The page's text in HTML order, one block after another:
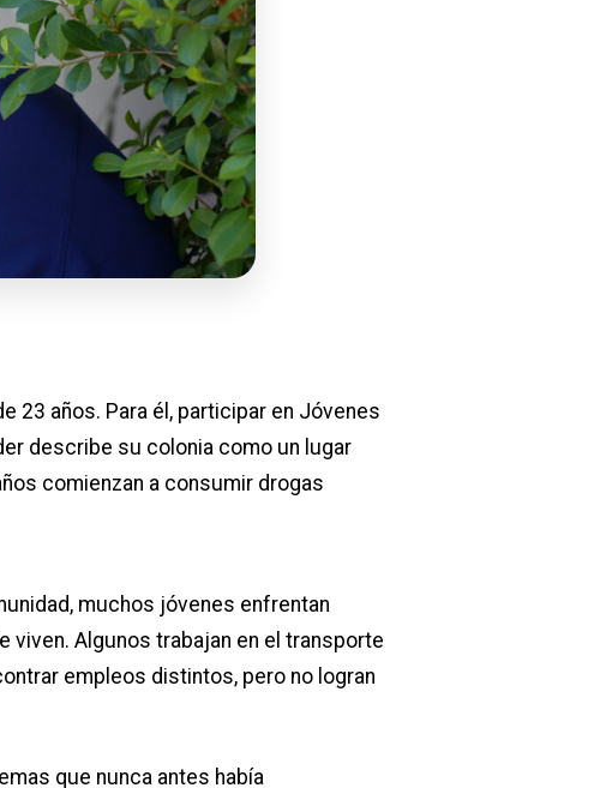
23 años. Para él, participar en Jóvenes
describe su colonia como un lugar
comienzan a consumir drogas
muchos jóvenes enfrentan
viven. Algunos trabajan en el transporte
empleos distintos, pero no logran
que nunca antes había